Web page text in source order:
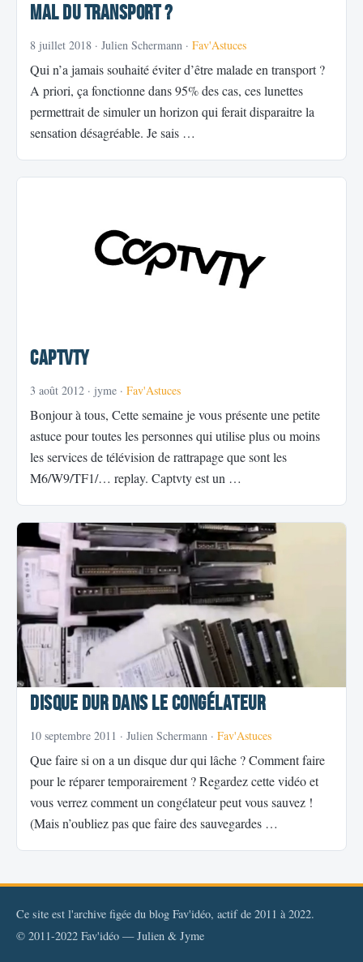
mal du transport ?
8 juillet 2018 · Julien Schermann · Fav'Astuces
Qui n’a jamais souhaité éviter d’être malade en transport ?
A priori, ça fonctionne dans 95% des cas, ces lunettes
permettrait de simuler un horizon qui ferait disparaitre la
sensation désagréable. Je sais …
Captvty
3 août 2012 · jyme · Fav'Astuces
Bonjour à tous, Cette semaine je vous présente une petite
astuce pour toutes les personnes qui utilise plus ou moins
les services de télévision de rattrapage que sont les
M6/W9/TF1/… replay. Captvty est un …
Disque dur dans le congélateur
10 septembre 2011 · Julien Schermann · Fav'Astuces
Que faire si on a un disque dur qui lâche ? Comment faire
pour le réparer temporairement ? Regardez cette vidéo et
vous verrez comment un congélateur peut vous sauvez !
(Mais n’oubliez pas que faire des sauvegardes …
Ce site est l'archive figée du blog Fav'idéo, actif de 2011 à 2022.
© 2011-2022 Fav'idéo — Julien & Jyme